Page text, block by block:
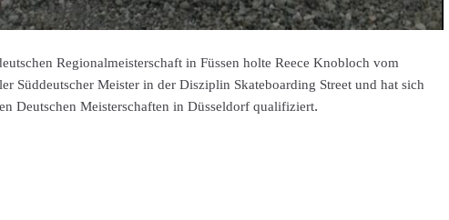
Regionalmeisterschaft in Füssen holte Reece Knobloch vom
Süddeutscher Meister in der Disziplin Skateboarding Street und hat sich
Deutschen Meisterschaften in Düsseldorf qualifiziert.